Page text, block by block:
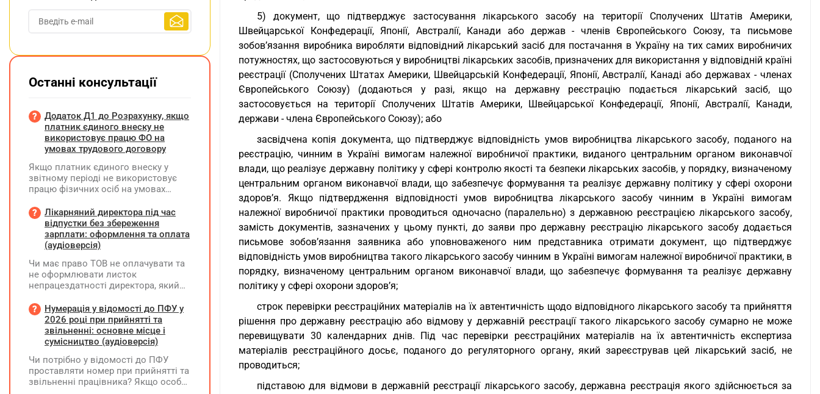
5) документ, що підтверджує застосування лікарського засобу на території Сполучених Штатів Америки,
Швейцарської Конфедерації, Японії, Австралії, Канади або держав - членів Європейського Союзу, та письмове
зобов’язання виробника виробляти відповідний лікарський засіб для постачання в Україну на тих самих виробничих
потужностях, що застосовуються у виробництві лікарських засобів, призначених для використання у відповідній країні
реєстрації (Сполучених Штатах Америки, Швейцарській Конфедерації, Японії, Австралії, Канаді або державах - членах
Європейського Союзу) (додаються у разі, якщо на державну реєстрацію подається лікарський засіб, що
застосовується на території Сполучених Штатів Америки, Швейцарської Конфедерації, Японії, Австралії, Канади,
держави - члена Європейського Союзу); або
засвідчена копія документа, що підтверджує відповідність умов виробництва лікарського засобу, поданого на
реєстрацію, чинним в Україні вимогам належної виробничої практики, виданого центральним органом виконавчої
влади, що реалізує державну політику у сфері контролю якості та безпеки лікарських засобів, у порядку, визначеному
центральним органом виконавчої влади, що забезпечує формування та реалізує державну політику у сфері охорони
здоров’я. Якщо підтвердження відповідності умов виробництва лікарського засобу чинним в Україні вимогам
належної виробничої практики проводиться одночасно (паралельно) з державною реєстрацією лікарського засобу,
замість документів, зазначених у цьому пункті, до заяви про державну реєстрацію лікарського засобу додається
письмове зобов’язання заявника або уповноваженого ним представника отримати документ, що підтверджує
відповідність умов виробництва такого лікарського засобу чинним в Україні вимогам належної виробничої практики, в
порядку, визначеному центральним органом виконавчої влади, що забезпечує формування та реалізує державну
політику у сфері охорони здоров’я;
строк перевірки реєстраційних матеріалів на їх автентичність щодо відповідного лікарського засобу та прийняття
рішення про державну реєстрацію або відмову у державній реєстрації такого лікарського засобу сумарно не може
перевищувати 30 календарних днів. Під час перевірки реєстраційних матеріалів на їх автентичність експертиза
матеріалів реєстраційного досьє, поданого до регуляторного органу, який зареєстрував цей лікарський засіб, не
проводиться;
підставою для відмови в державній реєстрації лікарського засобу, державна реєстрація якого здійснюється за
Останні консультації
Додаток Д1 до Розрахунку, якщо
платник єдиного внеску не
використовує працю ФО на
умовах трудового договору
Якщо платник єдиного внеску у
звітному періоді не використовує
працю фізичних осіб на умовах
на інших умовах, передбачених
законодавством, Додаток Д1/
Додаток ФІЗ-Д1 за відповідний
період не подається
Лікарняний директора під час
відпустки без збереження
зарплати: оформлення та оплата
(аудіоверсія)
Чи має право ТОВ не оплачувати та
не оформлювати листок
непрацездатності директора, який
збереження заробітної плати під час
призупинення діяльності
підприємства?
Нумерація у відомості до ПФУ у
2026 році при прийнятті та
звільненні: основне місце і
сумісництво (аудіоверсія)
Чи потрібно у відомості до ПФУ
проставляти номер при прийнятті та
звільненні працівника? Якщо особа